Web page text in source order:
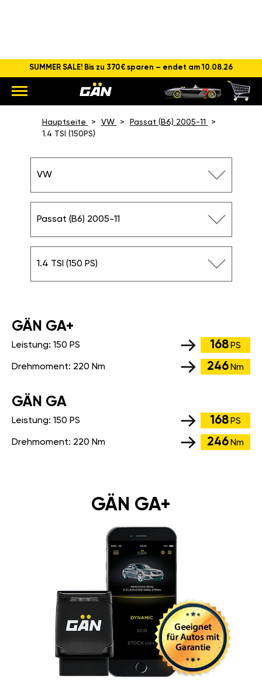
CHIPTUNING VW PASSAT 1.4
TSI (150 PS)
Hauptseite VW
Passat (B6) 2005-11
1.4 TSI (150PS)
VW
Passat (B6) 2005-11
1.4 TSI (150 PS)
GÄN GA+
Leistung: 150 PS 168 PS
Drehmoment: 220 Nm 246 Nm
GÄN GA
Leistung: 150 PS 168 PS
Drehmoment: 220 Nm 246 Nm
GÄN GA+